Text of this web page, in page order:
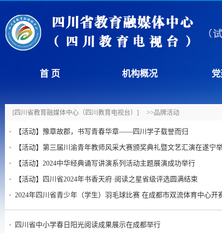
[四川省教育融媒体中心（四川教育电视台）] >>品牌活动
【活动】豫章故郡，书写青春华章——四川学子载誉而归
【活动】第三届川渝青年教师风采大赛颁奖典礼暨文艺汇演在遂宁
【活动】2024中华经典诵写讲演系列活动主题展演成功举行
【活动】四川省2024年书香天府·阅读之星省级评选圆满结束
2024年四川省青少年（学生）羽毛球比赛 在成都市双流体育中心开
四川省中小学春日阳光阅读成果展示在成都举行
首 页 机构概况